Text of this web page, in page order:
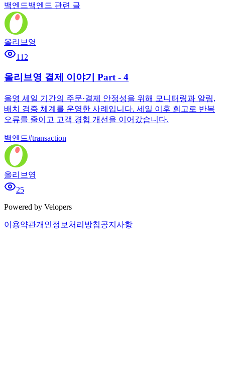
백엔드백엔드 관련 글
올리브영
112
올리브영 결제 이야기 Part - 4
올영 세일 기간의 주문·결제 안정성을 위해 모니터링과 알림,
배치 검증 체계를 운영한 사례입니다. 세일 이후 회고로 반복
오류를 줄이고 고객 경험 개선을 이어갔습니다.
백엔드#transaction
올리브영
25
Powered by Velopers
이용약관개인정보처리방침공지사항